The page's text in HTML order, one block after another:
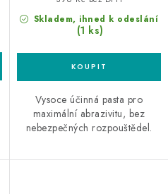
Skladem, ihned k odeslání
(1 ks)
Vysoce účinná pasta pro
maximální abrazivitu, bez
nebezpečných rozpouštědel.